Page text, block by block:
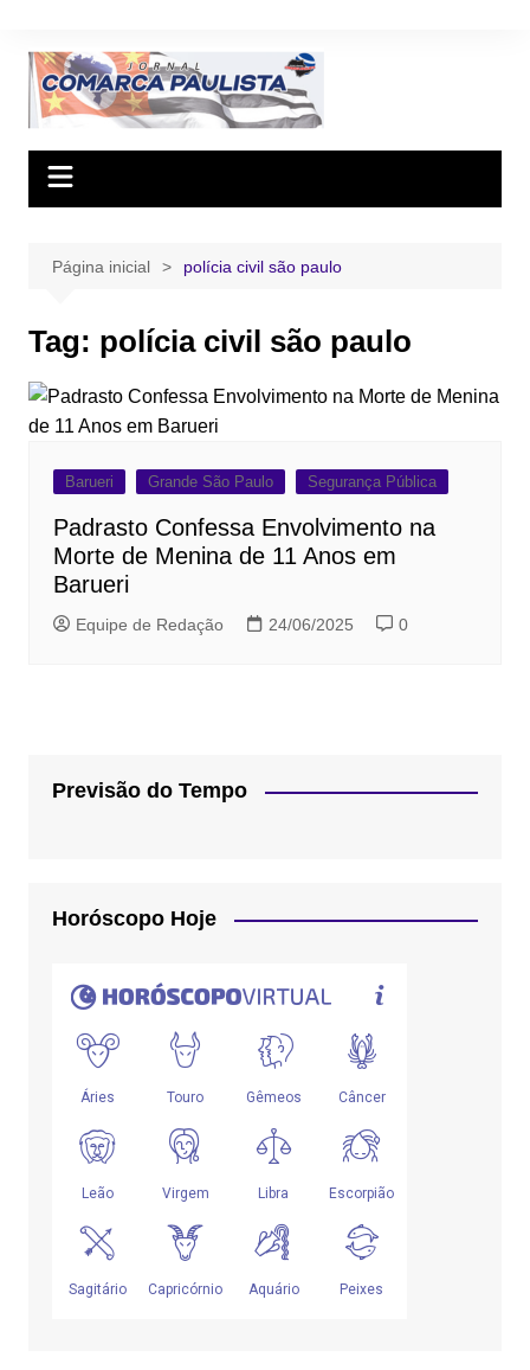
conteúdo
Página inicial polícia civil são paulo
Tag: polícia civil são paulo
Barueri Grande São Paulo Segurança Pública
Padrasto Confessa Envolvimento na
Morte de Menina de 11 Anos em
Barueri
Equipe de Redação 24/06/2025 0
Previsão do Tempo
Horóscopo Hoje